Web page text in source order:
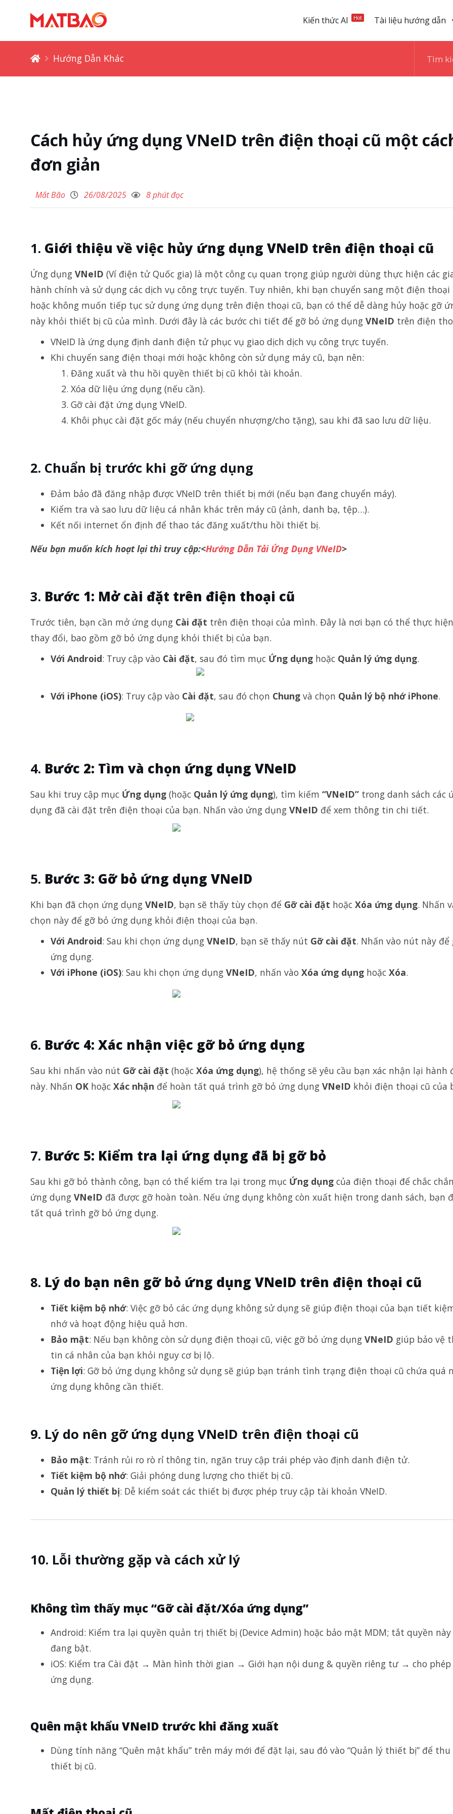
Kiến thức AI Hot Tài liệu hướng dẫn
Hướng Dẫn Khác
Cách hủy ứng dụng VNeID trên điện thoại cũ một
đơn giản
Mắt Bão 26/08/2025 8 phút đọc
Giới thiệu về việc hủy ứng dụng VNeID trên điện thoại cũ
Ứng dụng VNeID (Ví điện tử Quốc gia) là một công cụ quan trọng giúp người dùng thực hiện các
hành chính và sử dụng các dịch vụ công trực tuyến. Tuy nhiên, khi bạn chuyển sang một điện thoại
hoặc không muốn tiếp tục sử dụng ứng dụng trên điện thoại cũ, bạn có thể dễ dàng hủy hoặc gỡ
này khỏi thiết bị cũ của mình. Dưới đây là các bước chi tiết để gỡ bỏ ứng dụng VNeID trên điện
VNeID là ứng dụng định danh điện tử phục vụ giao dịch dịch vụ công trực tuyến.
Khi chuyển sang điện thoại mới hoặc không còn sử dụng máy cũ, bạn nên:
Đăng xuất và thu hồi quyền thiết bị cũ khỏi tài khoản.
Xóa dữ liệu ứng dụng (nếu cần).
Gỡ cài đặt ứng dụng VNeID.
Khôi phục cài đặt gốc máy (nếu chuyển nhượng/cho tặng), sau khi đã sao lưu dữ liệu.
Chuẩn bị trước khi gỡ ứng dụng
Đảm bảo đã đăng nhập được VNeID trên thiết bị mới (nếu bạn đang chuyển máy).
Kiểm tra và sao lưu dữ liệu cá nhân khác trên máy cũ (ảnh, danh bạ, tệp…).
Kết nối internet ổn định để thao tác đăng xuất/thu hồi thiết bị.
Nếu bạn muốn kích hoạt lại thì truy cập:<Hướng Dẫn Tải Ứng Dụng VNeID>
Bước 1: Mở cài đặt trên điện thoại cũ
Trước tiên, bạn cần mở ứng dụng Cài đặt trên điện thoại của mình. Đây là nơi bạn có thể thực
thay đổi, bao gồm gỡ bỏ ứng dụng khỏi thiết bị của bạn.
Với Android: Truy cập vào Cài đặt, sau đó tìm mục Ứng dụng hoặc Quản lý ứng dụng.
Với iPhone (iOS): Truy cập vào Cài đặt, sau đó chọn Chung và chọn Quản lý bộ nhớ iPhone.
Bước 2: Tìm và chọn ứng dụng VNeID
Sau khi truy cập mục Ứng dụng (hoặc Quản lý ứng dụng), tìm kiếm “VNeID” trong danh sách các
dụng đã cài đặt trên điện thoại của bạn. Nhấn vào ứng dụng VNeID để xem thông tin chi tiết.
Bước 3: Gỡ bỏ ứng dụng VNeID
Khi bạn đã chọn ứng dụng VNeID, bạn sẽ thấy tùy chọn để Gỡ cài đặt hoặc Xóa ứng dụng. Nhấn
chọn này để gỡ bỏ ứng dụng khỏi điện thoại của bạn.
Với Android: Sau khi chọn ứng dụng VNeID, bạn sẽ thấy nút Gỡ cài đặt. Nhấn vào nút này để
ứng dụng.
Với iPhone (iOS): Sau khi chọn ứng dụng VNeID, nhấn vào Xóa ứng dụng hoặc Xóa.
Bước 4: Xác nhận việc gỡ bỏ ứng dụng
Sau khi nhấn vào nút Gỡ cài đặt (hoặc Xóa ứng dụng), hệ thống sẽ yêu cầu bạn xác nhận lại hành
này. Nhấn OK hoặc Xác nhận để hoàn tất quá trình gỡ bỏ ứng dụng VNeID khỏi điện thoại cũ của
Bước 5: Kiểm tra lại ứng dụng đã bị gỡ bỏ
Sau khi gỡ bỏ thành công, bạn có thể kiểm tra lại trong mục Ứng dụng của điện thoại để chắc
ứng dụng VNeID đã được gỡ hoàn toàn. Nếu ứng dụng không còn xuất hiện trong danh sách, bạn
tất quá trình gỡ bỏ ứng dụng.
Lý do bạn nên gỡ bỏ ứng dụng VNeID trên điện thoại cũ
Tiết kiệm bộ nhớ: Việc gỡ bỏ các ứng dụng không sử dụng sẽ giúp điện thoại của bạn tiết
nhớ và hoạt động hiệu quả hơn.
Bảo mật: Nếu bạn không còn sử dụng điện thoại cũ, việc gỡ bỏ ứng dụng VNeID giúp bảo vệ
tin cá nhân của bạn khỏi nguy cơ bị lộ.
Tiện lợi: Gỡ bỏ ứng dụng không sử dụng sẽ giúp bạn tránh tình trạng điện thoại cũ chứa quá
ứng dụng không cần thiết.
Lý do nên gỡ ứng dụng VNeID trên điện thoại cũ
Bảo mật: Tránh rủi ro rò rỉ thông tin, ngăn truy cập trái phép vào định danh điện tử.
Tiết kiệm bộ nhớ: Giải phóng dung lượng cho thiết bị cũ.
Quản lý thiết bị: Dễ kiểm soát các thiết bị được phép truy cập tài khoản VNeID.
Lỗi thường gặp và cách xử lý
Không tìm thấy mục “Gỡ cài đặt/Xóa ứng dụng”
Android: Kiểm tra lại quyền quản trị thiết bị (Device Admin) hoặc bảo mật MDM; tắt quyền này
đang bật.
iOS: Kiểm tra Cài đặt → Màn hình thời gian → Giới hạn nội dung & quyền riêng tư → cho phép
ứng dụng.
Quên mật khẩu VNeID trước khi đăng xuất
Dùng tính năng “Quên mật khẩu” trên máy mới để đặt lại, sau đó vào “Quản lý thiết bị” để
thiết bị cũ.